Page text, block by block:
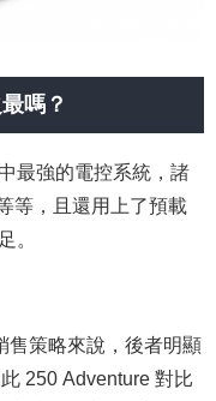
嗎？
最強的電控系統，諸
等，且還用上了預載
。
售策略來說，後者明顯
250 Adventure 對比